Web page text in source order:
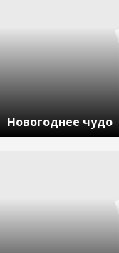
Новогоднее чудо